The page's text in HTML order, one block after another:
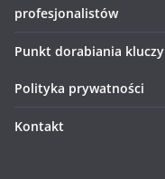
profesjonalistów
Punkt dorabiania kluczy
Polityka prywatności
Kontakt